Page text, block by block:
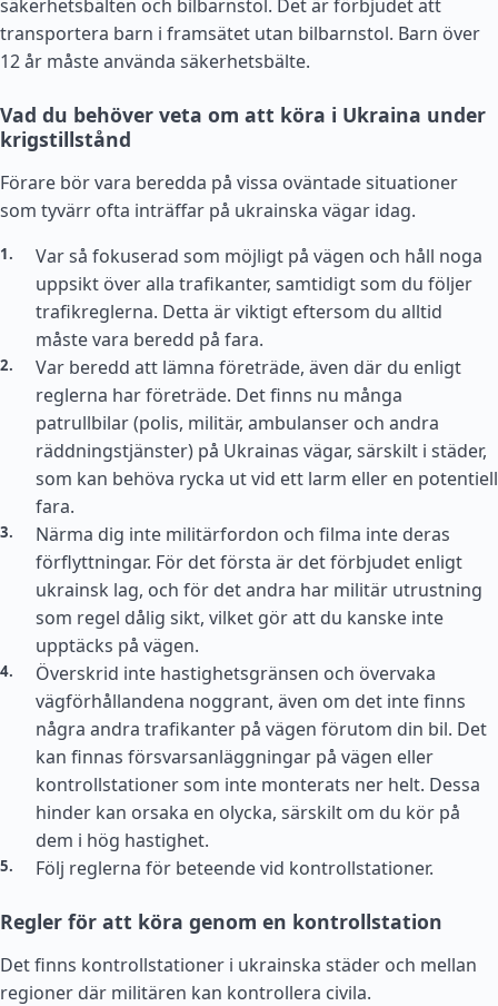
säkerhetsbälten och bilbarnstol. Det är förbjudet att
transportera barn i framsätet utan bilbarnstol. Barn över
12 år måste använda säkerhetsbälte.
Vad du behöver veta om att köra i Ukraina under
krigstillstånd
Förare bör vara beredda på vissa oväntade situationer
som tyvärr ofta inträffar på ukrainska vägar idag.
Var så fokuserad som möjligt på vägen och håll noga
uppsikt över alla trafikanter, samtidigt som du följer
trafikreglerna. Detta är viktigt eftersom du alltid
måste vara beredd på fara.
Var beredd att lämna företräde, även där du enligt
reglerna har företräde. Det finns nu många
patrullbilar (polis, militär, ambulanser och andra
räddningstjänster) på Ukrainas vägar, särskilt i städer,
som kan behöva rycka ut vid ett larm eller en potentiell
fara.
Närma dig inte militärfordon och filma inte deras
förflyttningar. För det första är det förbjudet enligt
ukrainsk lag, och för det andra har militär utrustning
som regel dålig sikt, vilket gör att du kanske inte
upptäcks på vägen.
Överskrid inte hastighetsgränsen och övervaka
vägförhållandena noggrant, även om det inte finns
några andra trafikanter på vägen förutom din bil. Det
kan finnas försvarsanläggningar på vägen eller
kontrollstationer som inte monterats ner helt. Dessa
hinder kan orsaka en olycka, särskilt om du kör på
dem i hög hastighet.
Följ reglerna för beteende vid kontrollstationer.
Regler för att köra genom en kontrollstation
Det finns kontrollstationer i ukrainska städer och mellan
regioner där militären kan kontrollera civila.